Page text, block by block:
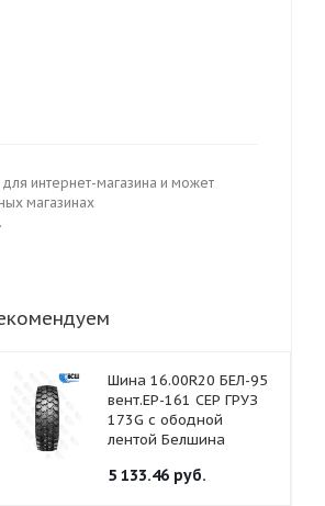
для интернет-магазина и может
магазинах
Шина 16.00R20 БЕЛ-95
вент.ЕР-161 СЕР ГРУЗ
173G с ободной
лентой Белшина
5 133.46 руб.